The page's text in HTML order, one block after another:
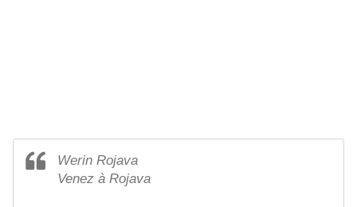
Werin Rojava
Venez à Rojava